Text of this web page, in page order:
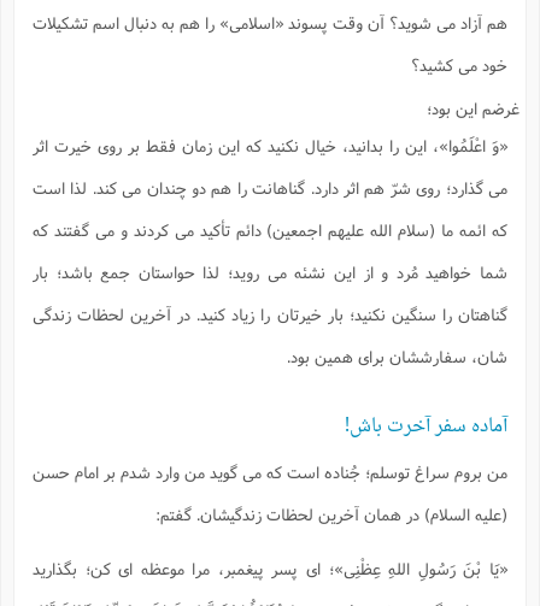
هم آزاد می شوید؟ آن وقت پسوند «اسلامی» را هم به دنبال اسم تشکیلات
خود می کشید؟
غرضم این بود؛
«وَ اعْلَمُوا»، این را بدانید، خیال نکنید که این زمان فقط بر روی خیرت اثر
می گذارد؛ روی شرّ هم اثر دارد. گناهانت را هم دو چندان می کند. لذا است
که ائمه ما (سلام الله علیهم اجمعین) دائم تأکید می کردند و می گفتند که
شما خواهید مُرد و از این نشئه می روید؛ لذا حواستان جمع باشد؛ بار
گناهتان را سنگین نکنید؛ بار خیرتان را زیاد کنید. در آخرین لحظات زندگی
شان، سفارششان برای همین بود.
آماده سفر آخرت باش!
من بروم سراغ توسلم؛ جُناده است که می گوید من وارد شدم بر امام حسن
(علیه السلام) در همان آخرین لحظات زندگیشان. گفتم:
«یَا بْنَ رَسُولِ اللهِ عِظْنِی»؛ ای پسر پیغمبر، مرا موعظه ای کن؛ بگذارید